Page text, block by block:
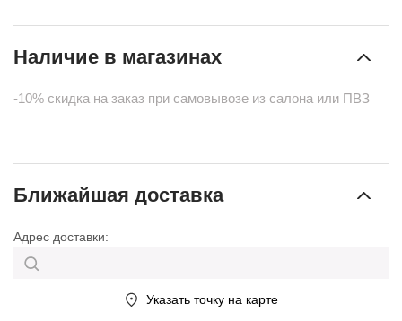
Наличие в магазинах
-10% скидка на заказ при самовывозе из салона или ПВЗ
Ближайшая доставка
Адрес доставки:
Указать точку на карте